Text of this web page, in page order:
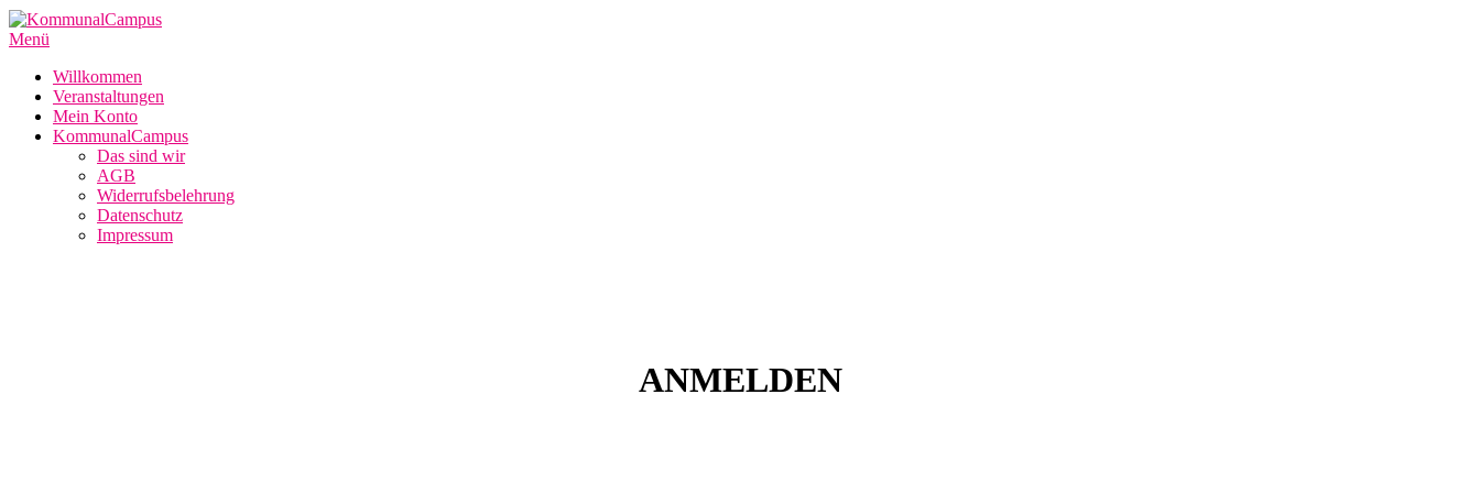
Zum
Inhalt
Menü
Willkommen
Veranstaltungen
Mein Konto
KommunalCampus
Das sind wir
AGB
Widerrufsbelehrung
Datenschutz
Impressum
ANMELDEN